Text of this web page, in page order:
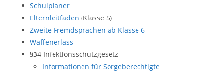
Schulplaner
Elternleitfaden (Klasse 5)
Zweite Fremdsprachen ab Klasse 6
Waffenerlass
§34 Infektionsschutzgesetz
Informationen für Sorgeberechtigte